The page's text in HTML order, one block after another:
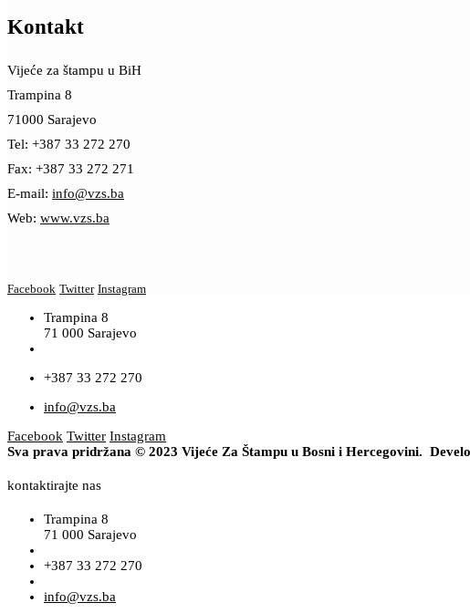
Kontakt
Vijeće za štampu u BiH
Trampina 8
71000 Sarajevo
Tel: +387 33 272 270
Fax: +387 33 272 271
E-mail: info@vzs.ba
Web: www.vzs.ba
Facebook Twitter Instagram
Trampina 8
71 000 Sarajevo
+387 33 272 270
info@vzs.ba
Facebook Twitter Instagram
Sva prava pridržana © 2023 Vijeće Za Štampu u Bosni i Hercegovini.
kontaktirajte nas
Trampina 8
71 000 Sarajevo
+387 33 272 270
info@vzs.ba